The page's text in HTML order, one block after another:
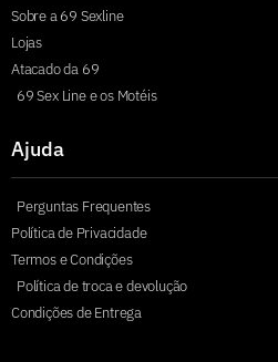
Sobre a 69 Sexline
Lojas
Atacado da 69
69 Sex Line e os Motéis
Ajuda
Perguntas Frequentes
Política de Privacidade
Termos e Condições
Política de troca e devolução
Condições de Entrega